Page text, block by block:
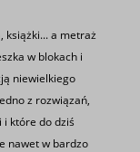
książki... a metraż
w blokach i
niewielkiego
z rozwiązań,
i które do dziś
nawet w bardzo